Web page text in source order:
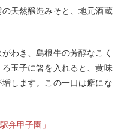
天然醸造みそと、地元酒蔵
わき、島根牛の芳醇なこく
玉子に箸を入れると、黄味
します。この一口は癖にな
弁甲子園」